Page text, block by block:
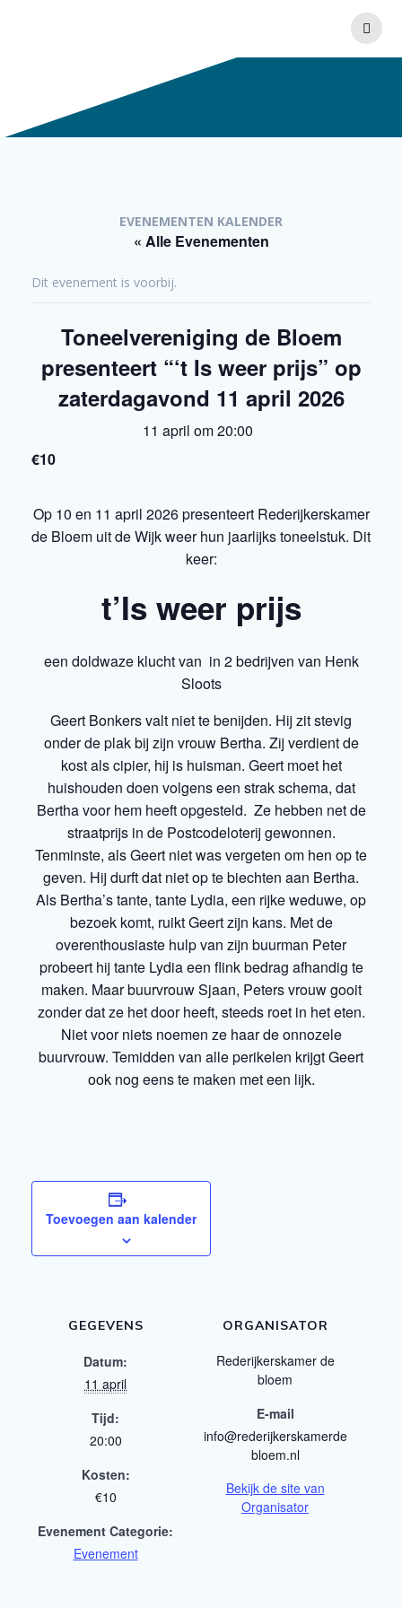
inhoud
EVENEMENTEN KALENDER
« Alle Evenementen
Dit evenement is voorbij.
Toneelvereniging de Bloem
presenteert “‘t Is weer prijs” op
zaterdagavond 11 april 2026
11 april om 20:00
€10
Op 10 en 11 april 2026 presenteert Rederijkerskamer
de Bloem uit de Wijk weer hun jaarlijks toneelstuk. Dit
keer:
t’Is weer prijs
een doldwaze klucht van in 2 bedrijven van Henk
Sloots
Geert Bonkers valt niet te benijden. Hij zit stevig
onder de plak bij zijn vrouw Bertha. Zij verdient de
kost als cipier, hij is huisman. Geert moet het
huishouden doen volgens een strak schema, dat
Bertha voor hem heeft opgesteld. Ze hebben net de
straatprijs in de Postcodeloterij gewonnen.
Tenminste, als Geert niet was vergeten om hen op te
geven. Hij durft dat niet op te biechten aan Bertha.
Als Bertha’s tante, tante Lydia, een rijke weduwe, op
bezoek komt, ruikt Geert zijn kans. Met de
overenthousiaste hulp van zijn buurman Peter
probeert hij tante Lydia een flink bedrag afhandig te
maken. Maar buurvrouw Sjaan, Peters vrouw gooit
zonder dat ze het door heeft, steeds roet in het eten.
Niet voor niets noemen ze haar de onnozele
buurvrouw. Temidden van alle perikelen krijgt Geert
ook nog eens te maken met een lijk.
Toevoegen aan kalender
GEGEVENS
Datum:
11 april
Tijd:
20:00
Kosten:
€10
Evenement Categorie:
Evenement
ORGANISATOR
Rederijkerskamer de
bloem
E-mail
info@rederijkerskamerde
bloem.nl
Bekijk de site van
Organisator